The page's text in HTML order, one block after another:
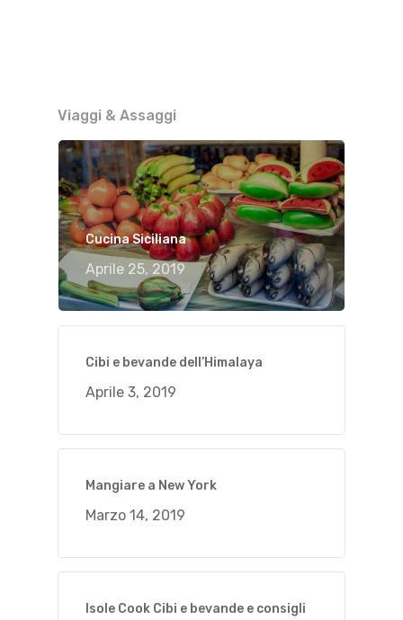
Viaggi & Assaggi
Cucina Siciliana
Aprile 25, 2019
Cibi e bevande dell’Himalaya
Aprile 3, 2019
Mangiare a New York
Marzo 14, 2019
Isole Cook Cibi e bevande e consigli